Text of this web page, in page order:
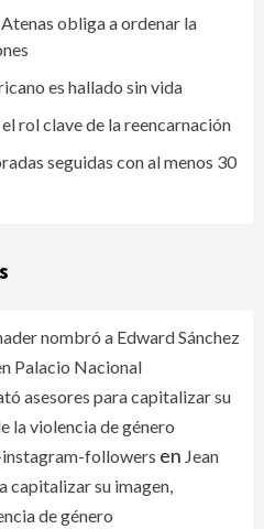
obliga a ordenar la
es hallado sin vida
rol clave de la reencarnación
seguidas con al menos 30
nombró a Edward Sánchez
Palacio Nacional
asesores para capitalizar su
la violencia de género
followers en Jean
capitalizar su imagen,
de género